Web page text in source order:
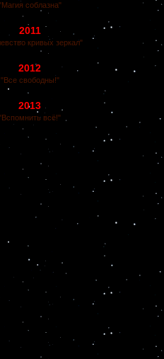
соблазна"
2011
кривых зеркал"
2012
"Все свободны!"
2013
всё!"